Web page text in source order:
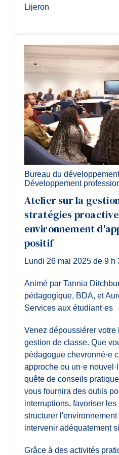
Lijeron
Bureau du
Développement
Atelier sur la
stratégies
environnement
positif
Lundi 26 mai 2025 de 9 h
Animé par Tannia
pédagogique, BDA, et
Services aux étudiant·es
Venez dépoussiérer votre
gestion de classe. Que
pédagogue chevronné·e
approche ou un·e
quête de conseils
vous fournira des outils
interruptions, favoriser
structurer
intervenir adéquatement
Grâce à des activités